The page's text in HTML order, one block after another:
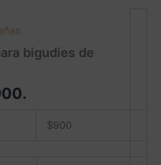
bigudies de
.
$900